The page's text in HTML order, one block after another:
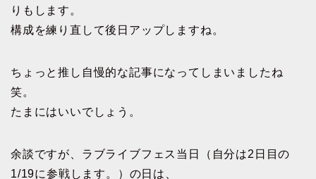
りもします。
構成を練り直して後日アップしますね。
ちょっと推し自慢的な記事になってしまいましたね
笑。
たまにはいいでしょう。
余談ですが、ラブライブフェス当日（自分は2日目の
1/19に参戦します。）の日は、